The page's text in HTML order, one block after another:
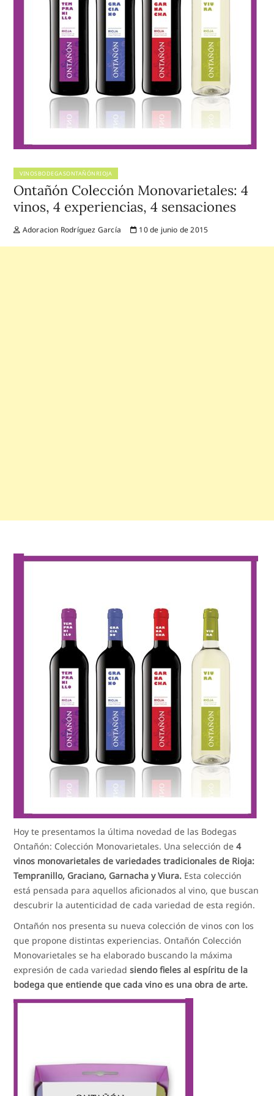
VINOSBODEGASONTAÑÓNRIOJA
Ontañón Colección Monovarietales: 4
vinos, 4 experiencias, 4 sensaciones
Adoracion Rodríguez García 10 de junio de 2015
Hoy te presentamos la última novedad de las Bodegas
Ontañón: Colección Monovarietales. Una selección de4
vinos monovarietales de variedades tradicionales de Rioja:
Tempranillo, Graciano, Garnacha y Viura. Esta colección
está pensada para aquellos aficionados al vino, que buscan
descubrir la autenticidad de cada variedad de esta región.
Ontañón nos presenta su nueva colección de vinos con los
que propone distintas experiencias. Ontañón Colección
Monovarietales se ha elaborado buscando la máxima
expresión de cada variedadsiendo fieles al espíritu de la
bodega que entiende que cada vino es una obra de arte.